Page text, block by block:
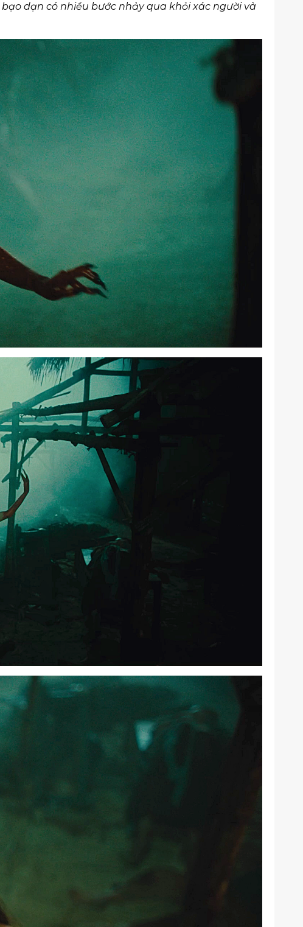
dạn có nhiều bước nhảy qua khỏi xác người và